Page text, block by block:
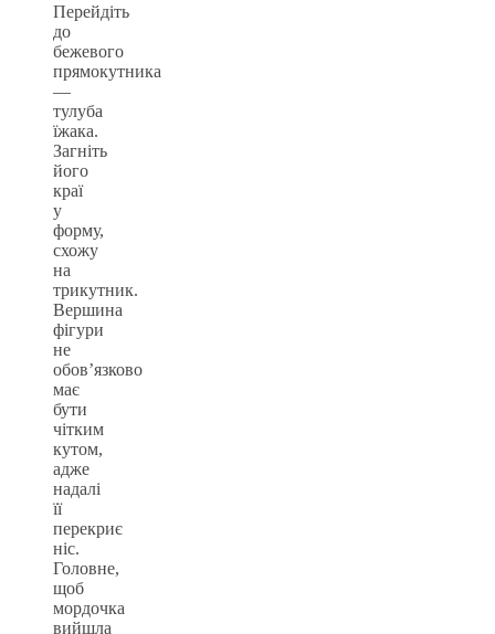
Перейдіть
до
бежевого
прямокутника
—
тулуба
їжака.
Загніть
його
краї
у
форму,
схожу
на
трикутник.
Вершина
фігури
не
обов’язково
має
бути
чітким
кутом,
адже
надалі
її
перекриє
ніс.
Головне,
щоб
мордочка
вийшла